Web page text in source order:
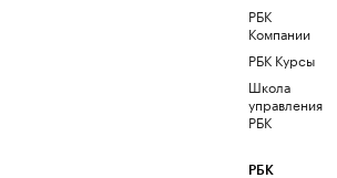
РБК
Компании
РБК Курсы
Школа
управления
РБК
РБК